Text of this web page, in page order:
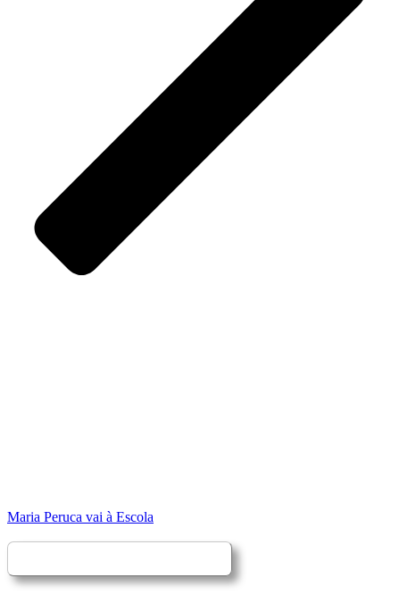
Maria Peruca vai à Escola